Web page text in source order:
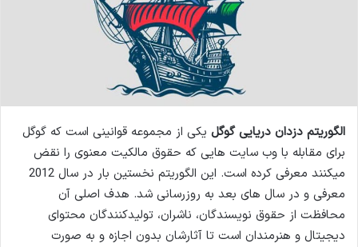
الگوریتم دزدان دریایی گوگل یکی از مجموعه قوانینی است که گوگل
برای مقابله با وب سایت هایی که حقوق مالکیت معنوی را نقض
میکنند معرفی کرده است. این الگوریتم نخستین بار در سال 2012
معرفی و در سال های بعد به روزرسانی شد. هدف اصلی آن
محافظت از حقوق نویسندگان، ناشران، تولیدکنندگان محتوای
دیجیتال و هنرمندان است تا آثارشان بدون اجازه و به صورت